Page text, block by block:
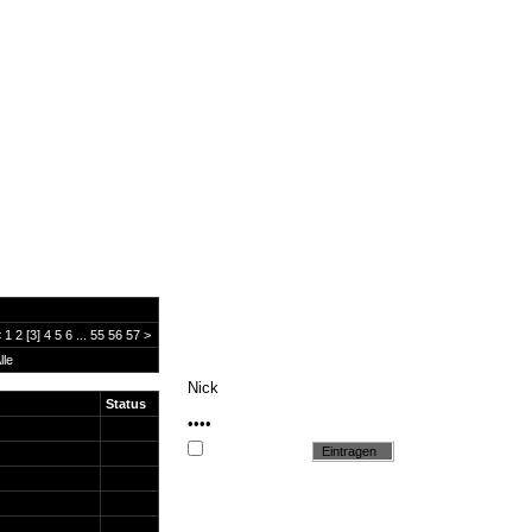
1 2 [3] 4 5 6 55 56 57 >
Status